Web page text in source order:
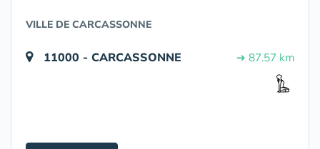
VILLE DE CARCASSONNE
11000 - CARCASSONNE ➔ 87.57 km